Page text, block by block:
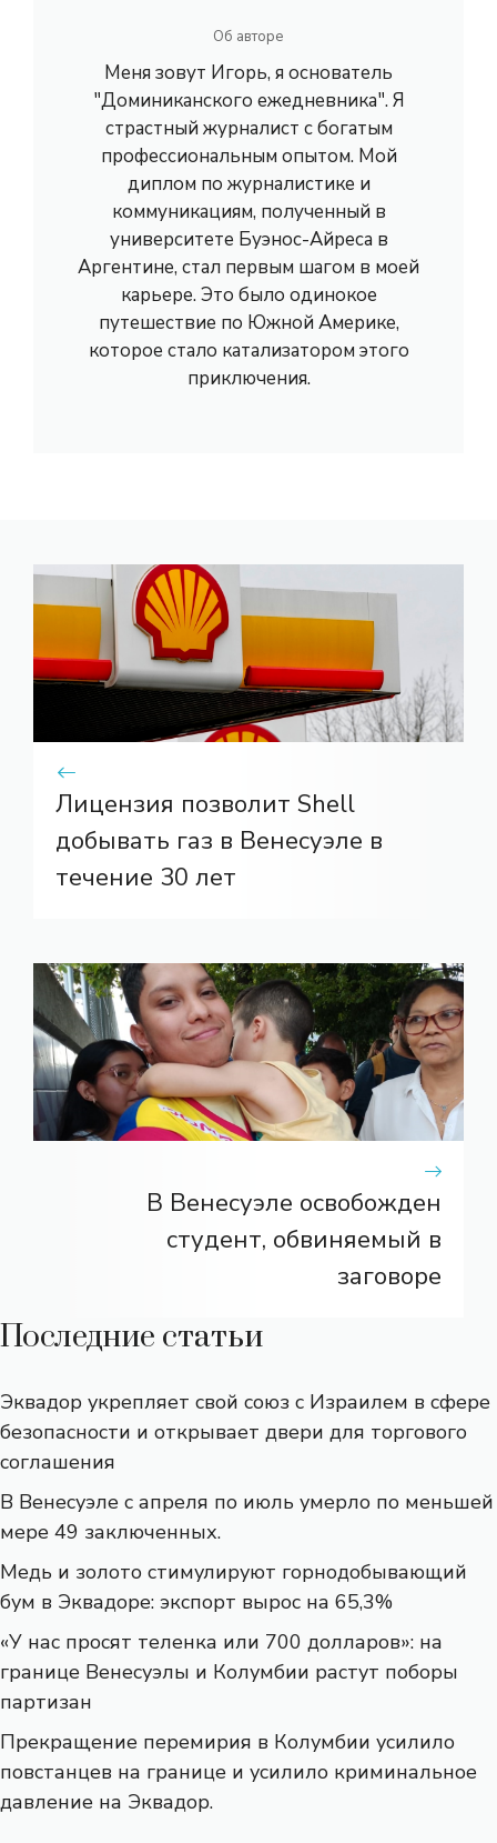
Об авторе
Меня зовут Игорь, я основатель
"Доминиканского ежедневника". Я
страстный журналист с богатым
профессиональным опытом. Мой
диплом по журналистике и
коммуникациям, полученный в
университете Буэнос-Айреса в
Аргентине, стал первым шагом в моей
карьере. Это было одинокое
путешествие по Южной Америке,
которое стало катализатором этого
приключения.
Лицензия позволит Shell
добывать газ в Венесуэле в
течение 30 лет
В Венесуэле освобожден
студент, обвиняемый в
заговоре
Последние статьи
Эквадор укрепляет свой союз с Израилем в сфере
безопасности и открывает двери для торгового
соглашения
В Венесуэле с апреля по июль умерло по меньшей
мере 49 заключенных.
Медь и золото стимулируют горнодобывающий
бум в Эквадоре: экспорт вырос на 65,3%
«У нас просят теленка или 700 долларов»: на
границе Венесуэлы и Колумбии растут поборы
партизан
Прекращение перемирия в Колумбии усилило
повстанцев на границе и усилило криминальное
давление на Эквадор.